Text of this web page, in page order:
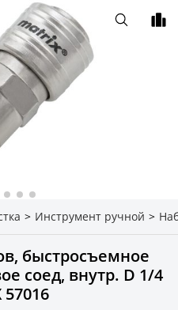
> Инструмент ручной >
быстросъемное
соед, внутр. D 1/4
57016